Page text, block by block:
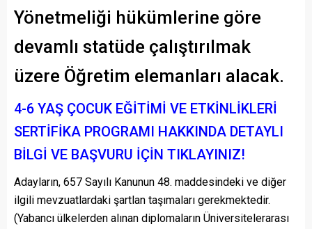
Yönetmeliği hükümlerine göre
devamlı statüde çalıştırılmak
üzere Öğretim elemanları alacak.
4-6 YAŞ ÇOCUK EĞİTİMİ VE ETKİNLİKLERİ
SERTİFİKA PROGRAMI HAKKINDA DETAYLI
BİLGİ VE BAŞVURU İÇİN TIKLAYINIZ!
Adayların, 657 Sayılı Kanunun 48. maddesindeki ve diğer
ilgili mevzuatlardaki şartlan taşımaları gerekmektedir.
(Yabancı ülkelerden alınan diplomaların Üniversitelerarası